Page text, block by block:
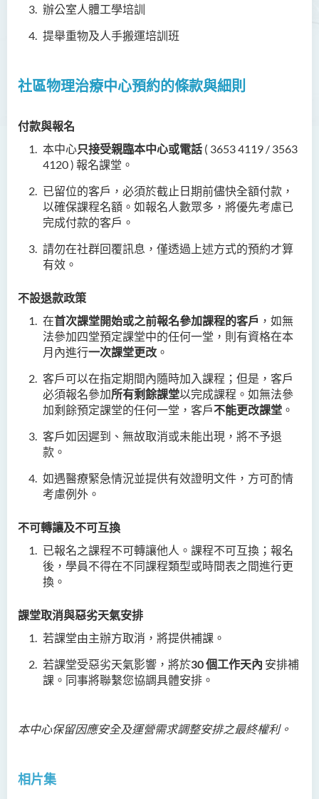
辦公室人體工學培訓
提舉重物及 人手搬運培訓班
社區物理治療中心預約的條款與細則
付款與報名
本中心只接受親臨本中心或電話 ( 3653 4119 / 3563
4120 ) 報名課堂。
已留位的客戶，必須於截止日期前儘快全額付款，
以確保課程名額。如報名人數眾多，將優先考慮已
完成付款的客戶。
請勿在社群回覆訊息，僅透過上述方式的預約才算
有效。
不設退款政策
在首次課堂開始或之前報名參加課程的客戶 ，如無
法參加四堂預定課堂中的任何一堂，則有資格在本
月內進行一次課堂更改 。
客戶可以在指定期間內隨時加入課程；但是，客戶
必須報名參加所有剩餘課堂以完成課程。如無法參
加剩餘預定課堂的任何一堂，客戶不能更改課堂 。
客戶如因遲到、無故取消或未能出現，將不予退
款。
如遇醫療緊急情況並提供有效證明文件，方可酌情
考慮例外。
不可轉讓及不可互換
已報名之課程不可轉讓他人。課程不可互換；報名
後，學員不得在不同課程類型或時間表之間進行更
換。
課堂取消與惡劣天氣安排
若課堂由主辦方取消，將提供補課。
若課堂受惡劣天氣影響，將於30個工作天內 安排補
課。同事將聯繫您協調具體安排。
本中心保留因應安全及運營需求調整安排之最終權利。
相片集